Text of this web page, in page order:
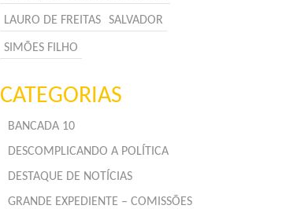
LAURO DE FREITAS SALVADOR
SIMÕES FILHO
CATEGORIAS
BANCADA 10
DESCOMPLICANDO A POLÍTICA
DESTAQUE DE NOTÍCIAS
GRANDE EXPEDIENTE – COMISSÕES